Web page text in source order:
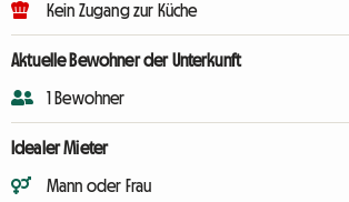
Kein Zugang zur Küche
Aktuelle Bewohner der Unterkunft
1 Bewohner
Idealer Mieter
Mann oder Frau